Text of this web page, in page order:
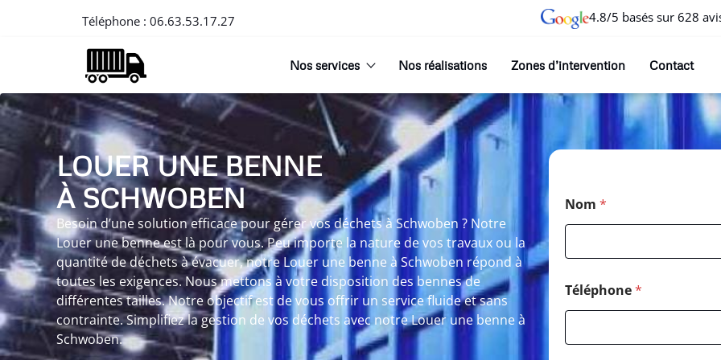
Téléphone : 06.63.53.17.27 4.8/5 basés sur 628
Nos services Nos réalisations Zones d’intervention Contact
LOUER UNE BENNE
À SCHWOBEN
Besoin d’une solution efficace pour gérer vos déchets à Schwoben ? Notre
Louer une benne est là pour vous. Peu importe la nature de vos travaux ou la
quantité de déchets à évacuer, notre Louer une benne à Schwoben répond à
toutes les exigences. Nous mettons à votre disposition des bennes de
différentes tailles. Notre objectif est de vous offrir un service fluide et sans
contrainte. Simplifiez la gestion de vos déchets avec notre Louer une benne à
Schwoben.
Nom *
Téléphone*